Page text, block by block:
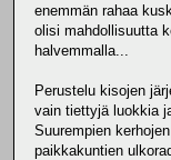
enemmän rahaa
olisi mahdollisuutta
halvemmalla...
Perustelu kisojen
vain tiettyjä luokkia
Suurempien
paikkakuntien